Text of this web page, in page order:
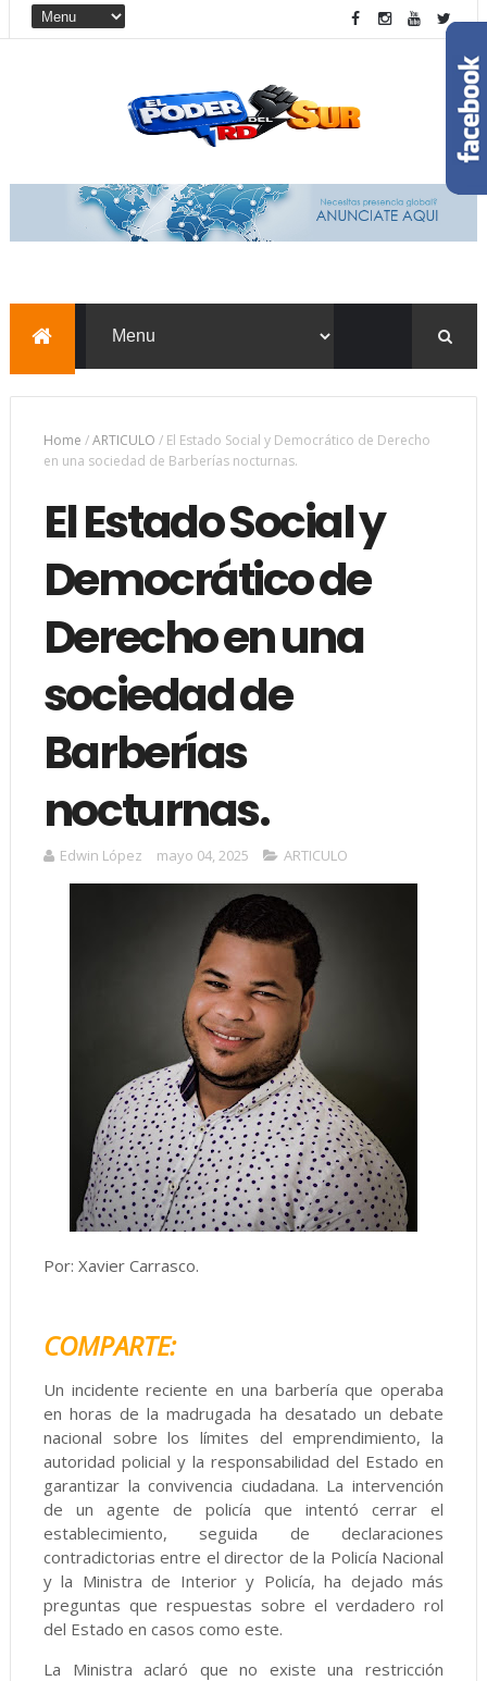
Home /ARTICULO / El Estado Social y Democrático de Derecho
en una sociedad de Barberías nocturnas.
El Estado Social y
Democrático de
Derecho en una
sociedad de
Barberías
nocturnas.
Edwin López mayo 04, 2025 ARTICULO
Por: Xavier Carrasco.
COMPARTE:
Un incidente reciente en una barbería que operaba
en horas de la madrugada ha desatado un debate
nacional sobre los límites del emprendimiento, la
autoridad policial y la responsabilidad del Estado en
garantizar la convivencia ciudadana. La intervención
de un agente de policía que intentó cerrar el
establecimiento, seguida de declaraciones
contradictorias entre el director de la Policía Nacional
y la Ministra de Interior y Policía, ha dejado más
preguntas que respuestas sobre el verdadero rol
del Estado en casos como este.
La Ministra aclaró que no existe una restricción